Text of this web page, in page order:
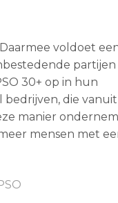
voldoet
30+ op in hun
bedrijven, die
manier
mensen met